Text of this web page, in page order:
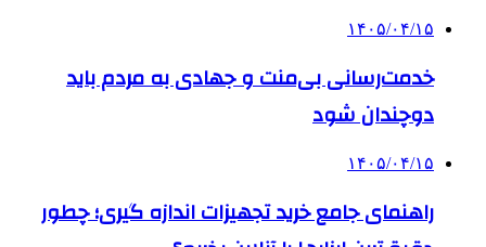
۱۴۰۵/۰۴/۱۵
خدمت‌رسانی بی‌منت و جهادی به مردم باید
دوچندان شود
۱۴۰۵/۰۴/۱۵
راهنمای جامع خرید تجهیزات اندازه گیری؛ چطور